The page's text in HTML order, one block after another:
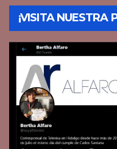
¡VISITA NUESTRA